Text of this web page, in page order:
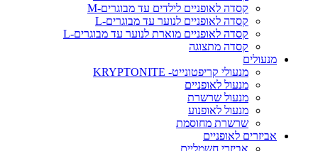
קסדה לאופניים לילדים עד מבוגרים-M
קסדה לאופניים לנוער עד מבוגרים-L
קסדה לאופניים מוארת לנוער עד מבוגרים-L
קסדה מתצוגה
מנעולים
מנעולי קריפטונייט- KRYPTONITE
מנעול לאופניים
מנעול שרשרת
מנעול לאופנוע
שרשרת מחוסמת
אביזרים לאופניים